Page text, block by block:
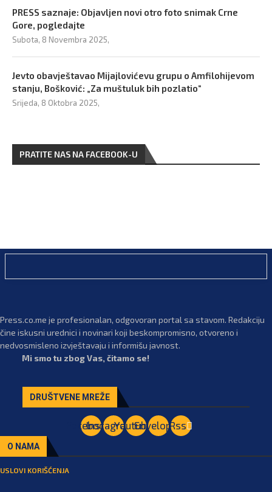
PRESS saznaje: Objavljen novi otro foto snimak Crne
Gore, pogledajte
Subota, 8 Novembra 2025,
Jevto obavještavao Mijajlovićevu grupu o Amfilohijevom
stanju, Bošković: „Za muštuluk bih pozlatio“
Srijeda, 8 Oktobra 2025,
PRATITE NAS NA FACEBOOK-U
Press.co.me je profesionalan, odgovoran portal sa stavom. Redakciju
čine iskusni urednici i novinari koji beskompromisno, otvoreno i
nedvosmisleno izvještavaju i informišu javnost.
Mi smo tu zbog Vas, čitamo se!
DRUŠTVENE MREŽE
Facebook
Instagram
YoutubeEnvelopeRss
O NAMA
USLOVI KORIŠĆENJA